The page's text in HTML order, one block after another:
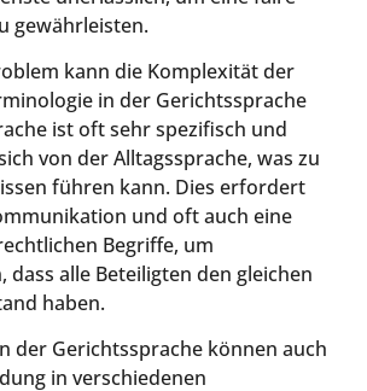
gewährleisten.
kann die Komplexität der
in der Gerichtssprache
ist oft sehr spezifisch und
von der Alltagssprache, was zu
führen kann. Dies erfordert
und oft auch eine
Begriffe, um
dass alle Beteiligten den gleichen
haben.
der Gerichtssprache können auch
in verschiedenen